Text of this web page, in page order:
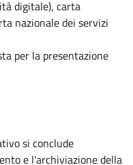
digitale), carta
nazionale dei servizi
per la presentazione
si conclude
e l'archiviazione della